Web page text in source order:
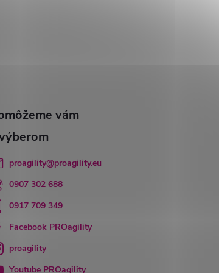
proagility@proagility.eu
0907 302 688
0917 709 349
Facebook PROagility
proagility
Youtube PROagility